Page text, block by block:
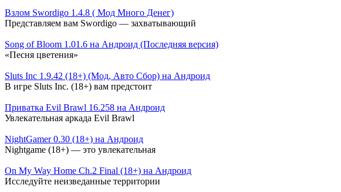
Взлом Swordigo 1.4.8 ( Мод Много Денег)
Представляем вам Swordigo — захватывающий
Song of Bloom 1.01.6 на Андроид (Последняя версия)
«Песня цветения»
Sluts Inc 1.9.42 (18+) (Мод, Авто Сбор) на Андроид
В игре Sluts Inc. (18+) вам предстоит
Приватка Evil Brawl 16.258 на Андроид
Увлекательная аркада Evil Brawl
NightGamer 0.30 (18+) на Андроид
Nightgame (18+) — это увлекательная
On My Way Home Ch.2 Final (18+) на Андроид
Исследуйте неизведанные территории